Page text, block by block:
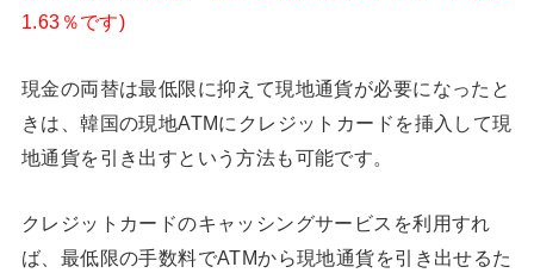
1.63％です)
現金の両替は最低限に抑えて現地通貨が必要になったと
きは、韓国の現地ATMにクレジットカードを挿入して現
地通貨を引き出すという方法も可能です。
クレジットカードのキャッシングサービスを利用すれ
ば、最低限の手数料でATMから現地通貨を引き出せるた